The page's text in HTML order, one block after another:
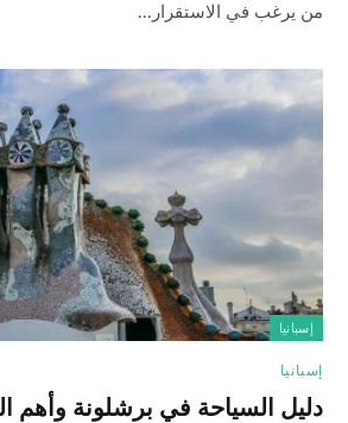
من يرغب في الاستقرار…
إسبانيا
إسبانيا
دليل السياحة في برشلونة وأهم